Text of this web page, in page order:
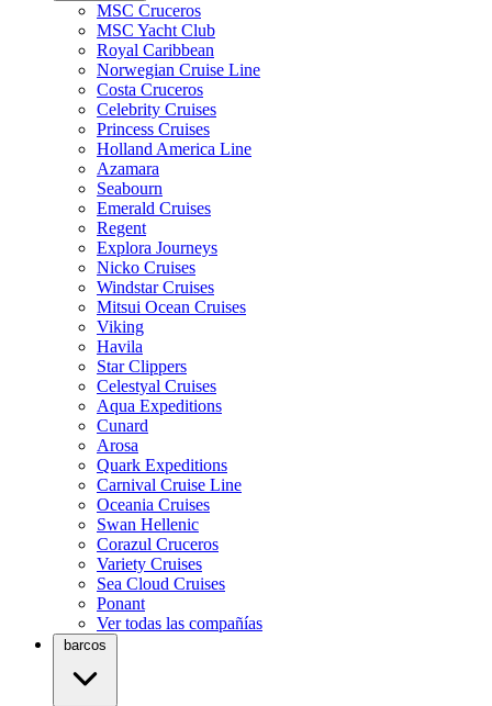
MSC Cruceros
MSC Yacht Club
Royal Caribbean
Norwegian Cruise Line
Costa Cruceros
Celebrity Cruises
Princess Cruises
Holland America Line
Azamara
Seabourn
Emerald Cruises
Regent
Explora Journeys
Nicko Cruises
Windstar Cruises
Mitsui Ocean Cruises
Viking
Havila
Star Clippers
Celestyal Cruises
Aqua Expeditions
Cunard
Arosa
Quark Expeditions
Carnival Cruise Line
Oceania Cruises
Swan Hellenic
Corazul Cruceros
Variety Cruises
Sea Cloud Cruises
Ponant
Ver todas las compañías
barcos